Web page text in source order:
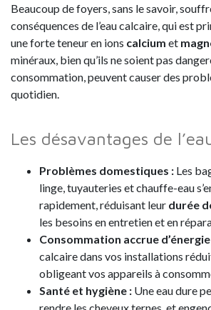
Beaucoup de foyers, sans le savoir,
conséquences de l’eau calcaire, qui est
une forte teneur en ions calcium et
minéraux, bien qu’ils ne soient pas
consommation, peuvent causer des
quotidien.
Les désavantages de
Problèmes domestiques : Les
linge, tuyauteries et chauffe-eau
rapidement, réduisant leur durée
les besoins en entretien et en
Consommation accrue d’énergie
calcaire dans vos installations
obligeant vos appareils à
Santé et hygiène : Une eau dure